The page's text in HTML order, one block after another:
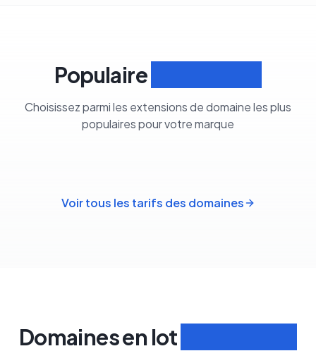
Populaire
Choisissez parmi les extensions de domaine les plus
populaires pour votre marque
Voir tous les tarifs des domaines
Domaines en lot